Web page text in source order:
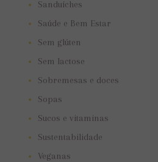
Sanduíches
Saúde e Bem Estar
Sem glúten
Sem lactose
Sobremesas e doces
Sopas
Sucos e vitaminas
Sustentabilidade
Veganas